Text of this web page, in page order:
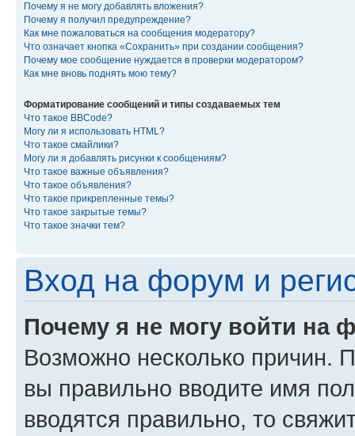
Почему я не могу добавлять вложения?
Почему я получил предупреждение?
Как мне пожаловаться на сообщения модератору?
Что означает кнопка «Сохранить» при создании сообщения?
Почему мое сообщение нуждается в проверки модератором?
Как мне вновь поднять мою тему?
Форматирование сообщений и типы создаваемых тем
Что такое BBCode?
Могу ли я использовать HTML?
Что такое смайлики?
Могу ли я добавлять рисунки к сообщениям?
Что такое важные объявления?
Что такое объявления?
Что такое прикрепленные темы?
Что такое закрытые темы?
Что такое значки тем?
Вход на форум и
Почему я не могу войти на
Возможно несколько причин.
вы правильно вводите имя
вводятся правильно, то